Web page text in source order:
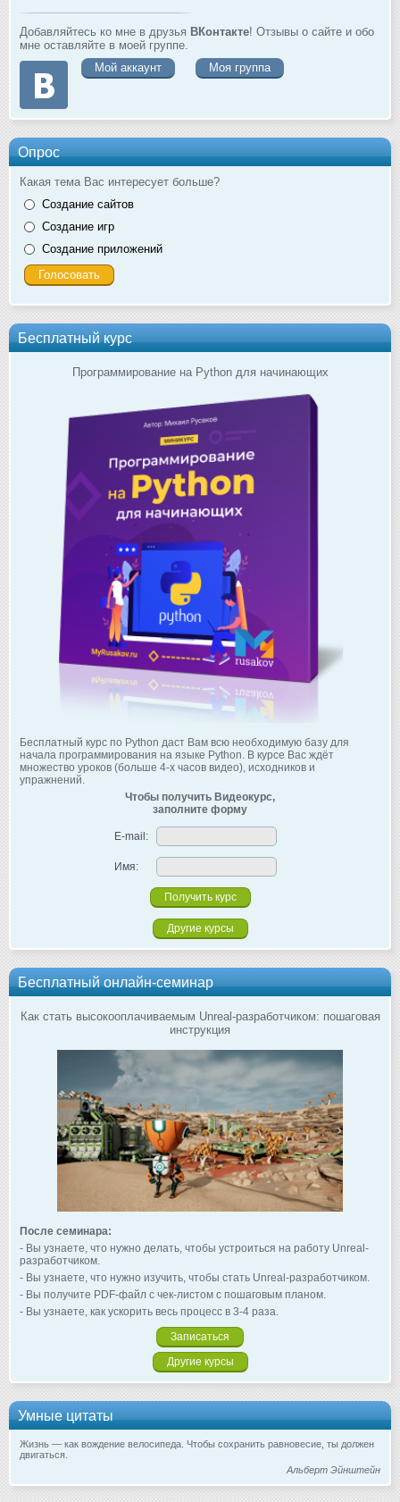
Добавляйтесь ко мне в друзья ВКонтакте! Отзывы о сайте и обо
мне оставляйте в моей группе.
Мой аккаунт
Моя группа
Опрос
Какая тема Вас интересует больше?
Создание сайтов
Создание игр
Создание приложений
Бесплатный курс
Программирование на Python для начинающих
Бесплатный курс по Python даст Вам всю необходимую базу для
начала программирования на языке Python. В курсе Вас ждёт
множество уроков (больше 4-х часов видео), исходников и
упражнений.
Чтобы получить Видеокурс,
заполните форму
E-mail:
Имя:
Другие курсы
Бесплатный онлайн-семинар
Как стать высокооплачиваемым Unreal-разработчиком: пошаговая
инструкция
После семинара:
- Вы узнаете, что нужно делать, чтобы устроиться на работу Unreal-
разработчиком.
- Вы узнаете, что нужно изучить, чтобы стать Unreal-разработчиком.
- Вы получите PDF-файл с чек-листом с пошаговым планом.
- Вы узнаете, как ускорить весь процесс в 3-4 раза.
Записаться
Другие курсы
Умные цитаты
Жизнь — как вождение велосипеда. Чтобы сохранить равновесие, ты должен
двигаться.
Альберт Эйнштейн